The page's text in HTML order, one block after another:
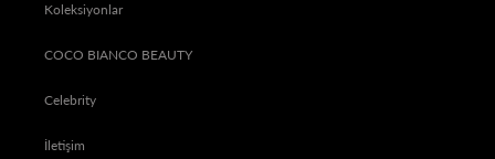
Koleksiyonlar
COCO BIANCO BEAUTY
Celebrity
İletişim